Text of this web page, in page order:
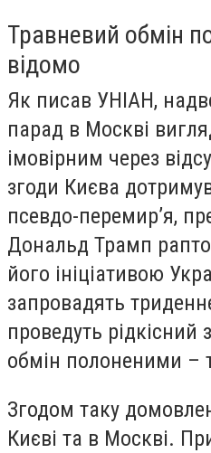
Травневий обмін
відомо
Як писав УНІАН,
парад в Москві
імовірним через
згоди Києва
псевдо-перемир’я,
Дональд Трамп
його ініціативою
запровадять
проведуть
обмін полоненими –
Згодом таку
Києві та в Москві.